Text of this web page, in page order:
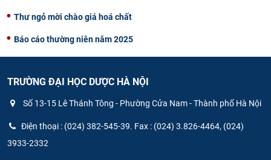
Thư ngỏ mời chào giá hoá chất
Báo cáo thường niên năm 2025
TRƯỜNG ĐẠI HỌC DƯỢC HÀ NỘI
Số 13-15 Lê Thánh Tông - Phường Cửa Nam - Thành phố Hà Nội
Điện thoại : (024) 382-545-39. Fax : (024) 3.826-4464, (024)
3933-2332